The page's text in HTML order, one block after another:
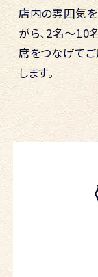
店内の雰囲気
がら、2名～10
席をつなげて
します。